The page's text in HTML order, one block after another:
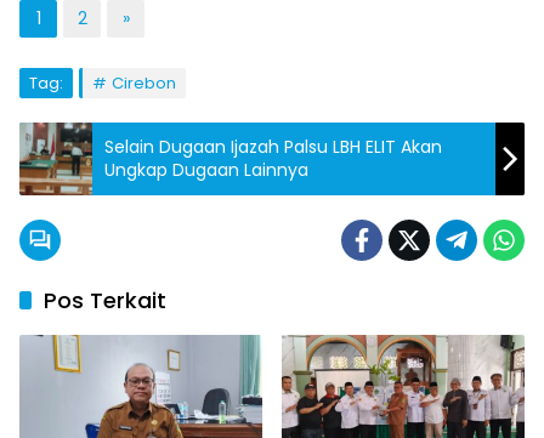
1 2 »
Tag: Cirebon
Selain Dugaan Ijazah Palsu LBH ELIT Akan
Ungkap Dugaan Lainnya
Pos Terkait